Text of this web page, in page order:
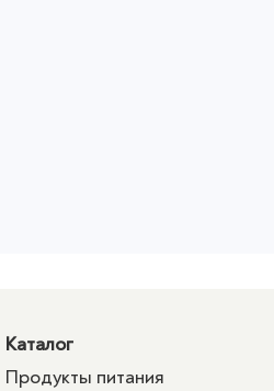
Каталог
Продукты питания